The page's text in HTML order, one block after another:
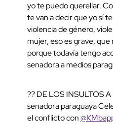
yo te puedo querellar.
te van a decir que yo sí
violencia de género,
mujer, eso es grave, que
porque todavía tengo
senadora a medios
?? DE LOS INSULTOS
senadora paraguaya
el conflicto con